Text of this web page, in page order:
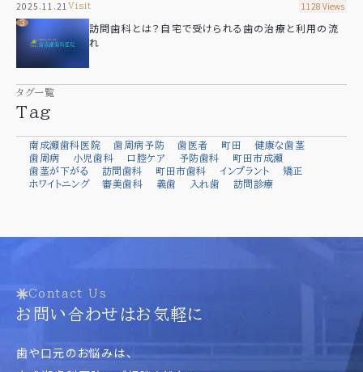
2025.11.21 visit 1128 Views
訪問歯科とは？自宅で受けられる歯の治療と利用の流
れ
タグ一覧
Tag
南成瀬歯科医院 歯周病予防 歯医者 町田
健康な歯茎
歯周病
小児歯科 口腔ケア 予防歯科
町田市成瀬
歯茎が下がる
訪問歯科 町田市歯科 インプラント
矯正
ホワイトニング
審美歯科 義歯 入れ歯 訪問診療
Contact Us
お問い合わせはお気軽に
歯や口元のお悩みは、